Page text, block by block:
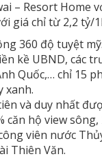
– Resort Home
giá chỉ từ 2,2 tỷ/
360 độ tuyệt
kề UBND, các
Quốc,… chỉ 15
xanh.
và duy nhất
căn hộ view
viên nước
Thiên Văn.